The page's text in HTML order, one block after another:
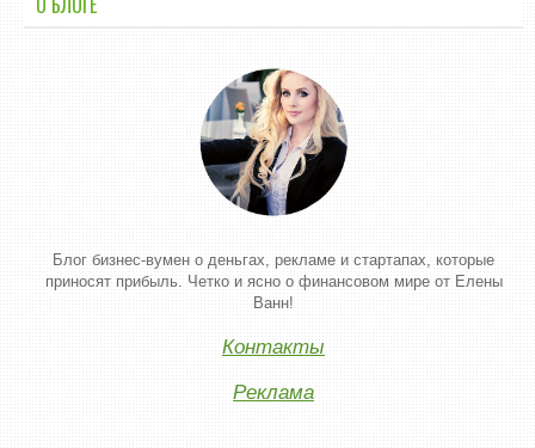
Блог бизнес-вумен о деньгах, рекламе и стартапах, которые
приносят прибыль. Четко и ясно о финансовом мире от Елены
Ванн!
Контакты
Реклама